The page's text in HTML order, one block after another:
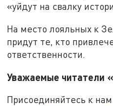
«уйдут на свалку
На место лояльных к
придут те, кто
ответственности.
Уважаемые
Присоединяйтесь к